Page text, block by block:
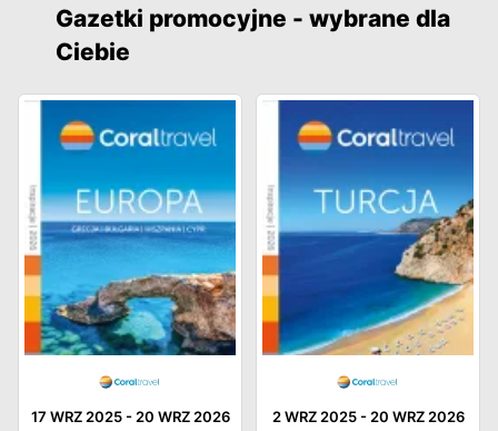
Gazetki promocyjne - wybrane dla
Ciebie
17 WRZ 2025-20 WRZ 2026 2 WRZ 2025-20 WRZ 2026